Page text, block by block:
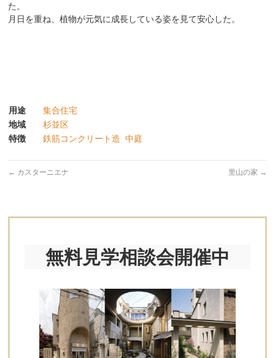
た。
月日を重ね、植物が元気に成長している姿を見て安心した。
用途
集合住宅
地域
杉並区
特徴
鉄筋コンクリート造 中庭
← カスターニエナ 里山の家 →
無料見学相談会開催中